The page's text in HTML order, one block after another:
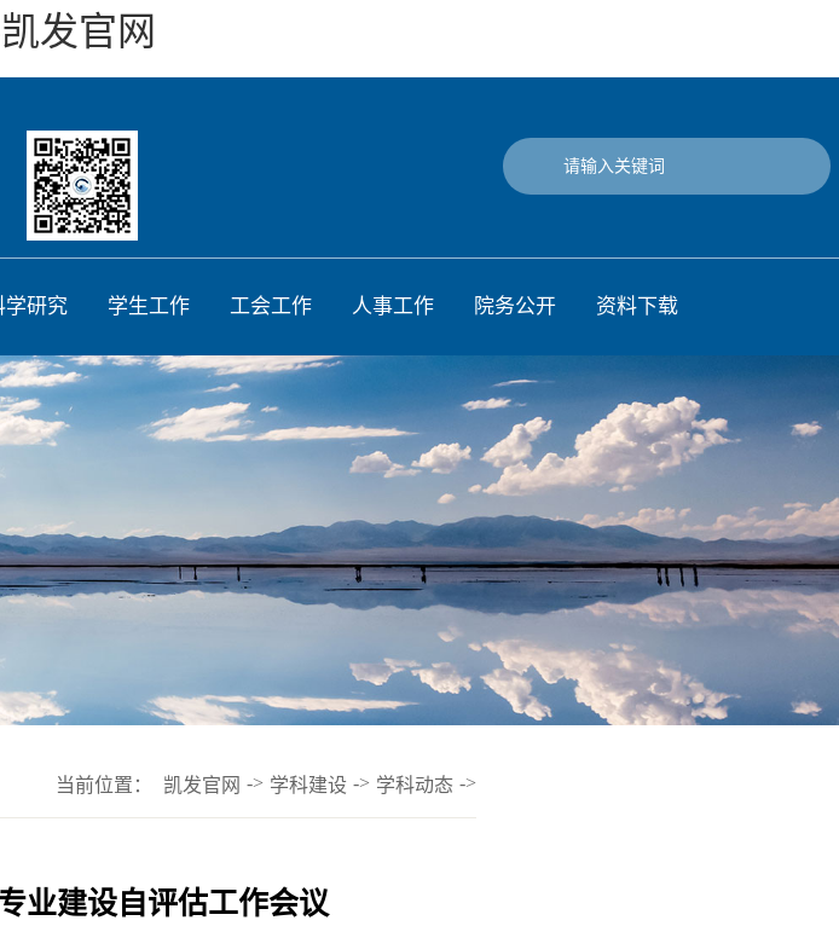
发官网
学研究 学生工作 工会工作 人事工作 院务公开 资料下载
当前位置： 凯发官网 -> 学科建设 -> 学科动态 ->
业建设自评估工作会议